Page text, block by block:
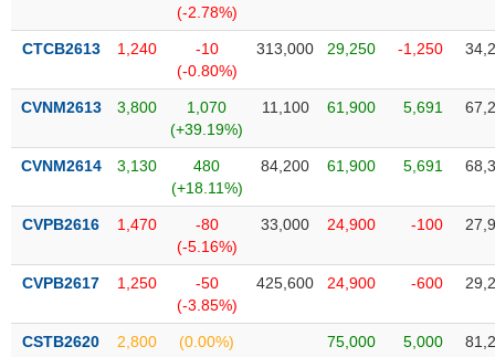
(-2.78%)
CTCB2613 1,240
-10
(-0.80%)
313,000 29,250 -1,250
CVNM2613 3,800
1,070
(+39.19%)
11,100 61,900 5,691
CVNM2614 3,130
480
(+18.11%)
84,200 61,900 5,691
CVPB2616 1,470
-80
(-5.16%)
33,000 24,900 -100
CVPB2617 1,250
-50
(-3.85%)
425,600 24,900 -600
CSTB2620 2,800 (0.00%) 75,000 5,000
SẢN
Mã
chứng
(-)
Cổ phiếu Chỉ số
đạo
(-)
Tất cả Người nội bộ Người liên quan Cổ đông lớn